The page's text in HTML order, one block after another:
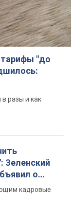
"до
разы и как
Зеленский
о
кадровые